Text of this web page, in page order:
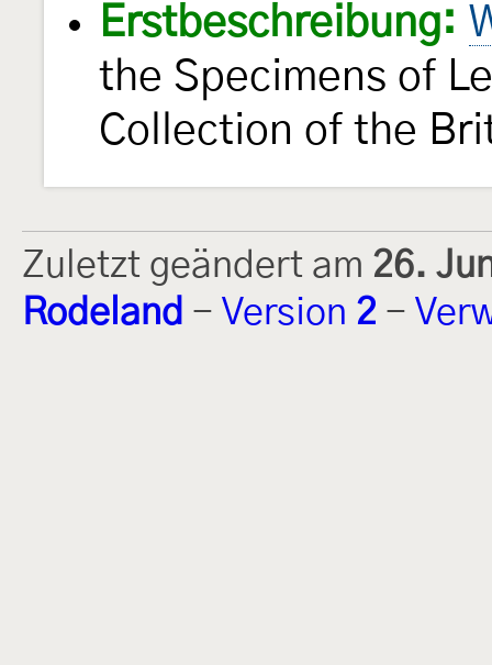
Erstbeschreibung:
the Specimens of
Collection of the
Zuletzt geändert am 26.
Rodeland - Version 2 -